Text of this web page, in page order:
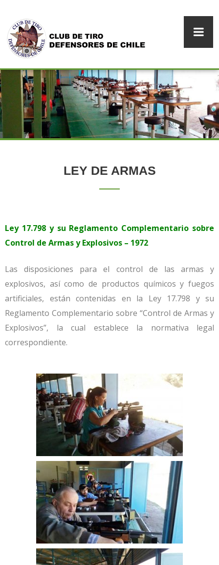
LEY DE ARMAS
Ley 17.798 y su Reglamento Complementario sobre
Control de Armas y Explosivos – 1972
Las disposiciones para el control de las armas y
explosivos, así como de productos químicos y fuegos
artificiales, están contenidas en la Ley 17.798 y su
Reglamento Complementario sobre “Control de Armas y
Explosivos”, la cual establece la normativa legal
correspondiente.